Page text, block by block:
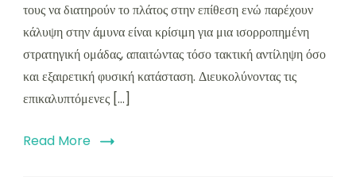
τους να διατηρούν το πλάτος στην επίθεση ενώ παρέχουν
κάλυψη στην άμυνα είναι κρίσιμη για μια ισορροπημένη
στρατηγική ομάδας, απαιτώντας τόσο τακτική αντίληψη όσο
και εξαιρετική φυσική κατάσταση. Διευκολύνοντας τις
επικαλυπτόμενες […]
Read More